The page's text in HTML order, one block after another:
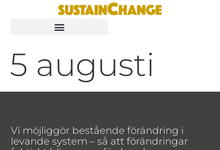
5 augusti
Vi möjliggör bestående förändring i
levande system – så att förändringar